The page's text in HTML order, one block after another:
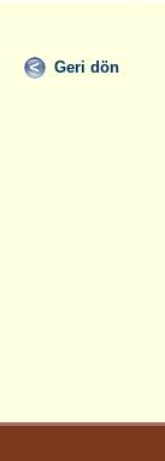
Geri dön